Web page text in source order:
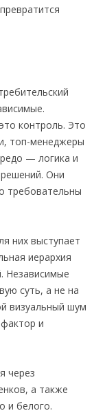
контроль. Это
топ-менеджеры
— логика и
Они
требовательны
них выступает
иерархия
Независимые
суть, а не на
визуальный шум
и
через
а также
и белого.